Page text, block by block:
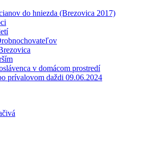
do hniezda (Brezovica 2017)
v domácom prostredí
prívalovom daždi 09.06.2024